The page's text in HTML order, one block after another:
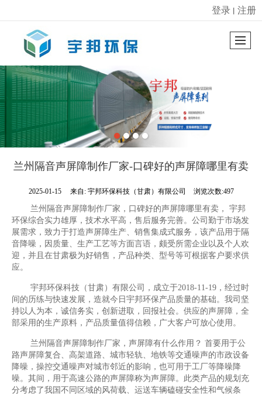
很遗憾，因您的浏览器版本过低导致无法获得最佳浏览体验，推荐下载安装谷歌浏览器！
登录 丨 注册
兰州隔音声屏障制作厂家-口碑好的声屏障哪里有卖
2025-01-15 来自: 宇邦环保科技（甘肃）有限公司 浏览次数:497
兰州隔音声屏障制作厂家，口碑好的声屏障哪里有卖， 宇邦
环保综合实力雄厚，技术水平高，售后服务完善。公司勤于市场发
展需求，致力于打造声屏障生产、销售集成式服务，该产品用于隔
音降噪，因质量、生产工艺等方面言语，颇受所需企业以及个人欢
迎，并且在甘肃极为好销售，产品种类、型号等可根据客户要求供
应。
宇邦环保科技（甘肃）有限公司，成立于2018-11-19，经过时
间的历练与快速发展，造就今日宇邦环保产品质量的基础。我司坚
持以人为本，诚信务实，创新进取，回报社会。供应的声屏障，全
部采用的生产原料，产品质量值得信赖，广大客户可放心使用。
兰州隔音声屏障制作厂家，声屏障有什么作用？ 首要用于公
路声屏障复合、高架道路、城市轻轨、地铁等交通噪声的市政设备
降噪，操控交通噪声对城市邻近的影响，也可用于工厂等降噪降
噪。其间，用于高速公路的声屏障称为声屏障。此类产品的规划充
分考虑了我国不同区域的风荷载、运送车辆磕碰安全性和气候条